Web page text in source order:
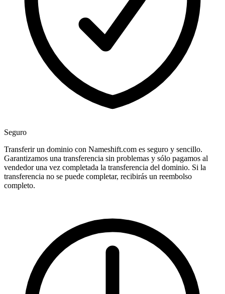
Seguro
Transferir un dominio con Nameshift.com es seguro y sencillo.
Garantizamos una transferencia sin problemas y sólo pagamos al
vendedor una vez completada la transferencia del dominio. Si la
transferencia no se puede completar, recibirás un reembolso
completo.